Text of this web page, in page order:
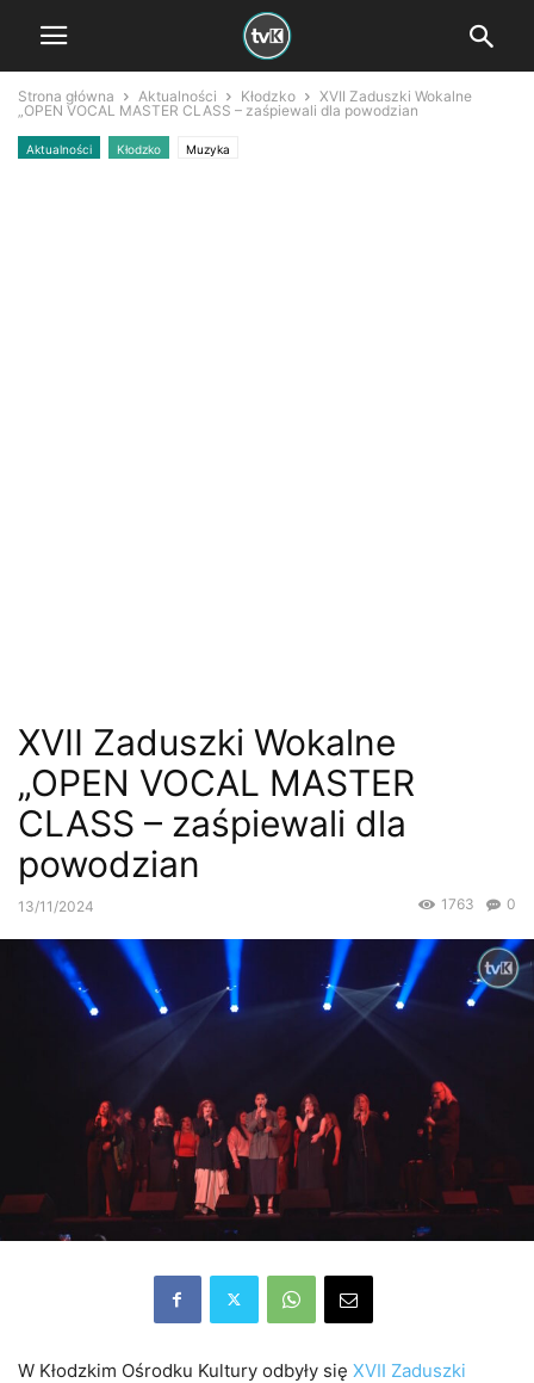
Strona główna Aktualności Kłodzko
XVII Zaduszki Wokalne
„OPEN VOCAL MASTER CLASS – zaśpiewali dla powodzian
Aktualności Kłodzko Muzyka
XVII Zaduszki Wokalne
„OPEN VOCAL MASTER
CLASS – zaśpiewali dla
powodzian
13/11/2024 0
1763
W Kłodzkim Ośrodku Kultury odbyły się XVII Zaduszki